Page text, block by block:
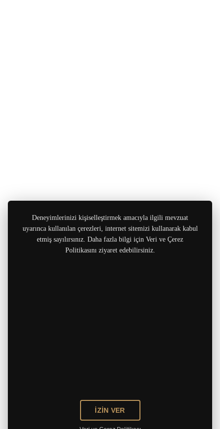
Deneyimlerinizi kişiselleştirmek amacıyla ilgili mevzuat
uyarınca kullanılan çerezleri, internet sitemizi kullanarak kabul
etmiş sayılırsınız. Daha fazla bilgi için Veri ve Çerez
Politikasını ziyaret edebilirsiniz.
İZİN VER